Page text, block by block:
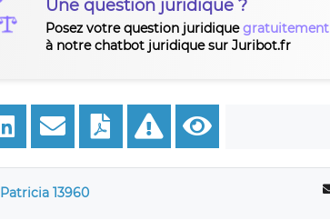
Une question juridique ?
Posez votre question juridiquegratuitement
à notre chatbot juridique sur Juribot.fr
Patricia 13960